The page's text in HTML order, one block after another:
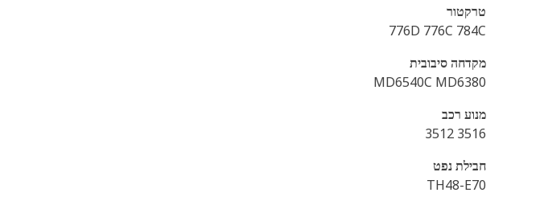
טרקטור
776D 776C 784C
מקדחה סיבובית
MD6540C MD6380
מנוע רכב
3516 3512
חבילת נפט
TH48-E70